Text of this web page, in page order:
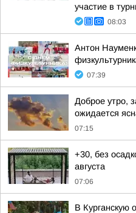
участие в
08:03
Антон
07:39
Доброе утро,
ожидается
07:15
+30, без
августа
07:06
В Курганскую